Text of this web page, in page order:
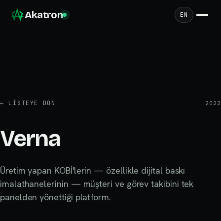
Akatron EN
← LISTEYE DÖN 2022
Verna
Üretim yapan KOBİ'lerin — özellikle dijital baskı
imalathanelerinin — müşteri ve görev takibini tek
panelden yönettiği platform.